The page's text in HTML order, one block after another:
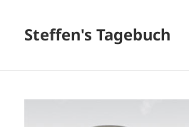
Steffen's Tagebuch